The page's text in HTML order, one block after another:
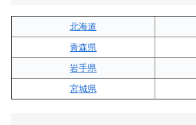
北海道
青森県
岩手県
宮城県